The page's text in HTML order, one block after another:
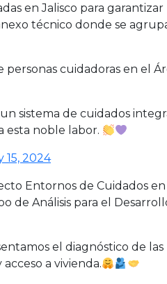
en Jalisco para garantizar
técnico donde se
personas cuidadoras en el
sistema de cuidados
esta noble labor.
15, 2024
Entornos de Cuidados en
Análisis para el
el diagnóstico de
a vivienda.